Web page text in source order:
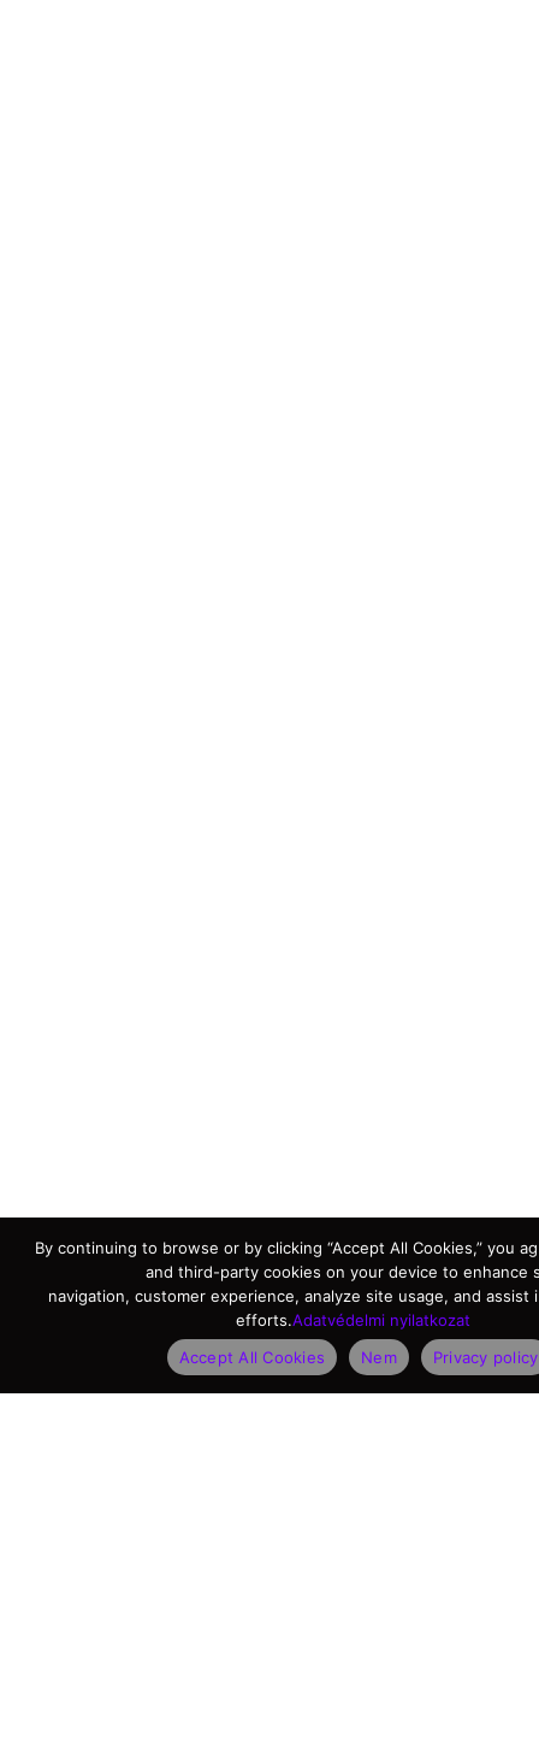
By continuing to browse or by clicking “Accept All Cookies,” you
and third-party cookies on your device to enhance
navigation, customer experience, analyze site usage, and assist
efforts.Adatvédelmi nyilatkozat
Accept All Cookies
Nem Privacy policy